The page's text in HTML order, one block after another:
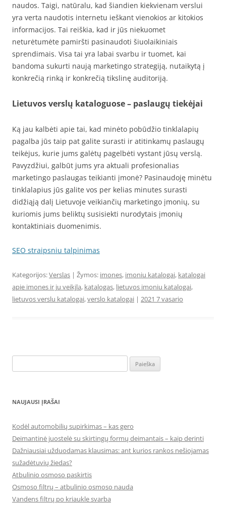
naudos. Taigi, natūralu, kad šiandien kiekvienam verslui
yra verta naudotis internetu ieškant vienokios ar kitokios
informacijos. Tai reiškia, kad ir jūs niekuomet
neturėtumėte pamiršti pasinaudoti šiuolaikiniais
sprendimais. Visa tai yra labai svarbu ir tuomet, kai
bandoma sukurti naują marketingo strategiją, nutaikytą į
konkrečią rinką ir konkrečią tikslinę auditoriją.
Lietuvos verslų kataloguose – paslaugų tiekėjai
Ką jau kalbėti apie tai, kad minėto pobūdžio tinklalapių
pagalba jūs taip pat galite surasti ir atitinkamų paslaugų
teikėjus, kurie jums galėtų pagelbėti vystant jūsų verslą.
Pavyzdžiui, galbūt jums yra aktuali profesionalias
marketingo paslaugas teikianti įmonė? Pasinaudoję minėtu
tinklalapius jūs galite vos per kelias minutes surasti
didžiąją dalį Lietuvoje veikiančių marketingo įmonių, su
kuriomis jums beliktų susisiekti nurodytais įmonių
kontaktiniais duomenimis.
SEO straipsniu talpinimas
Kategorijos:Verslas | Žymos: imones, imoniu katalogai, katalogai
apie imones ir ju veikjla, katalogas, lietuvos imoniu katalogai,
lietuvos verslu katalogai,verslo katalogai | 2021 7 vasario
NAUJAUSI ĮRAŠAI
Kodėl automobilių supirkimas – kas gero
Deimantinė juostelė su skirtingų formų deimantais – kaip derinti
Dažniausiai užduodamas klausimas: ant kurios rankos nešiojamas
sužadėtuvių žiedas?
Atbulinio osmoso paskirtis
Osmoso filtrų – atbulinio osmoso nauda
Vandens filtrų po kriaukle svarba